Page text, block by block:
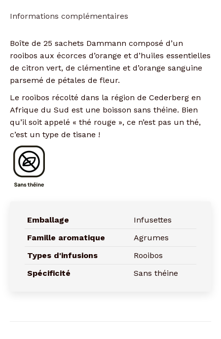
Informations complémentaires
Boîte de 25 sachets Dammann composé d’un
rooibos aux écorces d’orange et d’huiles essentielles
de citron vert, de clémentine et d’orange sanguine
parsemé de pétales de fleur.
Le rooibos récolté dans la région de Cederberg en
Afrique du Sud est une boisson sans théine. Bien
qu’il soit appelé « thé rouge », ce n’est pas un thé,
c’est un type de tisane !
Emballage
Infusettes
Famille aromatique
Agrumes
Types d'infusions
Rooibos
Spécificité
Sans théine